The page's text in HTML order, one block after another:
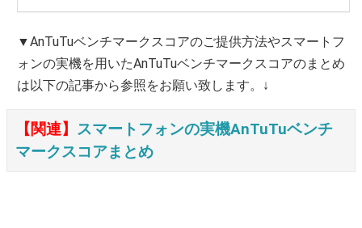
▼AnTuTuベンチマークスコアのご提供方法やスマートフ
ォンの実機を用いたAnTuTuベンチマークスコアのまとめ
は以下の記事から参照をお願い致します。↓
【関連】 スマートフォンの実機AnTuTuベンチ
マークスコアまとめ